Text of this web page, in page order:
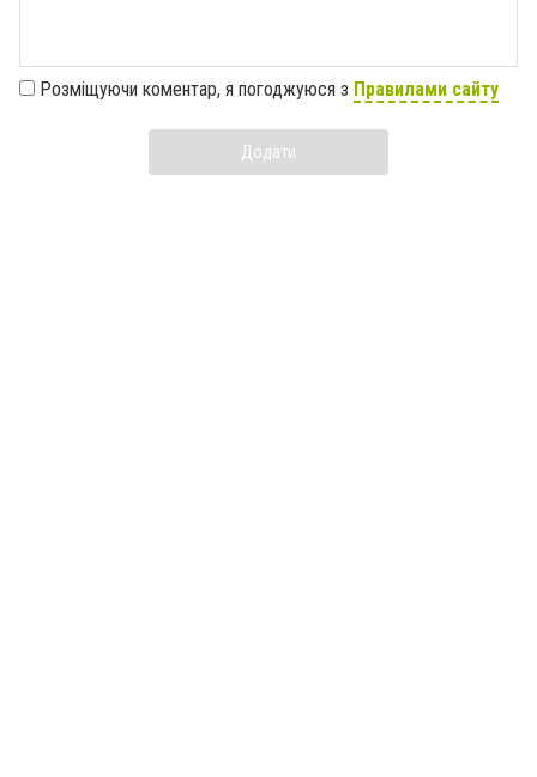
Розміщуючи коментар, я погоджуюся з Правилами сайту
Додати